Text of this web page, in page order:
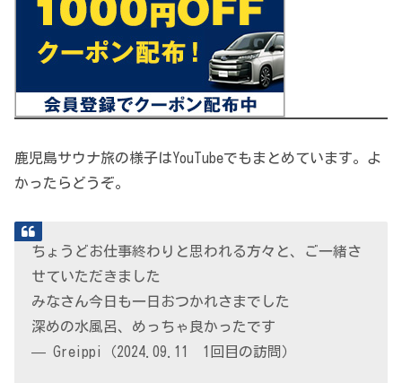
鹿児島サウナ旅の様子はYouTubeでもまとめています。よ
かったらどうぞ。
ちょうどお仕事終わりと思われる方々と、ご一緒さ
せていただきました
みなさん今日も一日おつかれさまでした
深めの水風呂、めっちゃ良かったです
— Greippi（2024.09.11 1回目の訪問）